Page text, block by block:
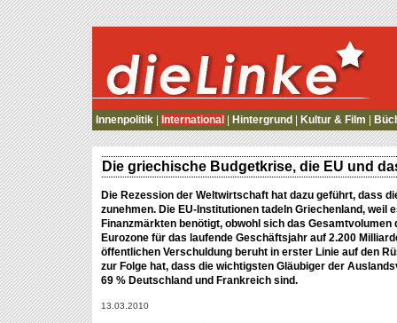
die Linke
Innenpolitik International Hintergrund Kultur & Film
Die griechische Budgetkrise, die EU und
Die Rezession der Weltwirtschaft hat dazu geführt, dass
zunehmen. Die EU-Institutionen tadeln Griechenland, weil
Finanzmärkten benötigt, obwohl sich das
Eurozone für das laufende Geschäftsjahr auf 2.200
öffentlichen Verschuldung beruht in erster Linie auf den
zur Folge hat, dass die wichtigsten Gläubiger der
69 % Deutschland und Frankreich sind.
13.03.2010